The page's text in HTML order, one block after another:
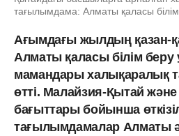
тағылымдама: Алматы қаласы
Ағымдағы жылдың қазан-
Алматы қаласы білім
мамандары халықаралық
өтті. Малайзия-Қытай
бағыттары бойынша
тағылымдамалар Алматы